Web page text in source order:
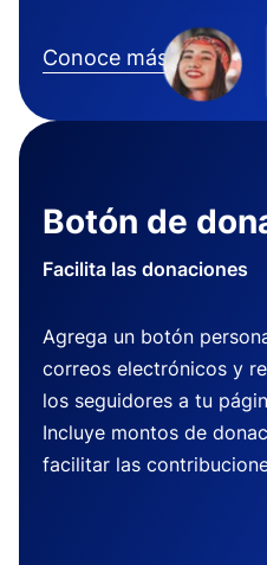
Conoce más
Botón de
Facilita las donaciones
Agrega un botón
correos electrónicos y
los seguidores a tu
Incluye montos de
facilitar las